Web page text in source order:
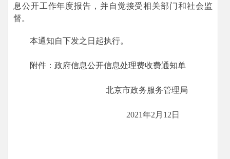
息公开工作年度报告，并自觉接受相关部门和社会监
督。
本通知自下发之日起执行。
附件：政府信息公开信息处理费收费通知单
北京市政务服务管理局
2021年2月12日